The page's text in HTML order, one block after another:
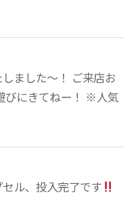
ました〜！ ご来店お
びにきてねー！ ※人気
ル、投入完了です